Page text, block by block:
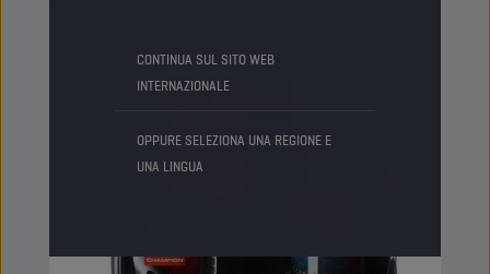
CONTINUA SUL SITO WEB
INTERNAZIONALE
OPPURE SELEZIONA UNA REGIONE E
UNA LINGUA